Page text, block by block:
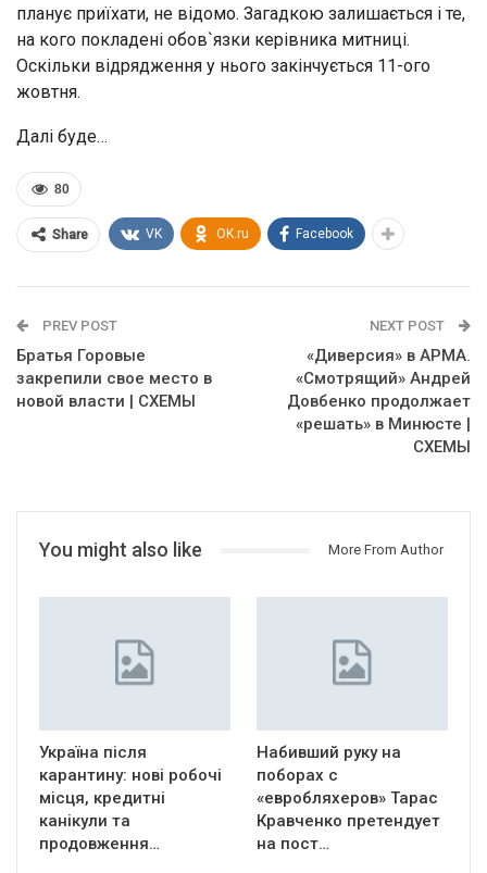
планує приїхати, не відомо. Загадкою залишається і те,
на кого покладені обов`язки керівника митниці.
Оскільки відрядження у нього закінчується 11-ого
жовтня.
Далі буде…
80
Share VK OK.ru Facebook
PREV POST
Братья Горовые
закрепили свое место в
новой власти | СХЕМЫ
NEXT POST
«Диверсия» в АРМА.
«Смотрящий» Андрей
Довбенко продолжает
«решать» в Минюсте |
СХЕМЫ
You might also like More From Author
Україна після
карантину: нові робочі
місця, кредитні
канікули та
продовження…
Набивший руку на
поборах с
«евробляхеров» Тарас
Кравченко претендует
на пост…